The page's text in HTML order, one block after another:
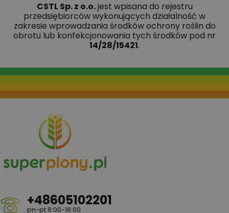
CSTL Sp. z o.o.jest wpisana do rejestru
przedsiębiorców wykonujących działalność w
zakresie wprowadzania środków ochrony roślin do
obrotu lub konfekcjonowania tych środków pod nr
14/28/15421.
+48605102201
pn-pt 8:00-16:00